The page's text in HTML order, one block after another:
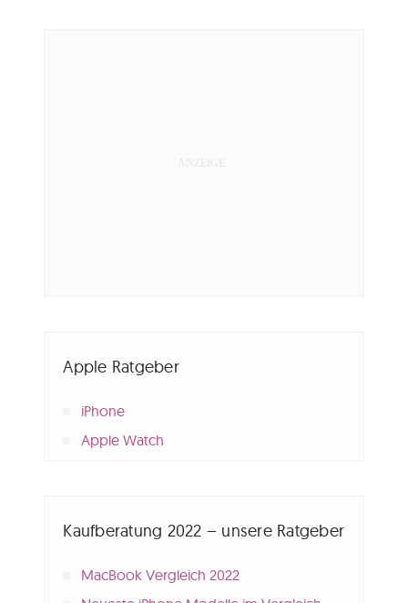
Apple Ratgeber
iPhone
Apple Watch
Kaufberatung 2022 – unsere Ratgeber
MacBook Vergleich 2022